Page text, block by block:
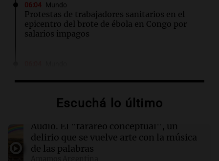
06:04 Mundo
Protestas de trabajadores sanitarios en el
epicentro del brote de ébola en Congo por
salarios impagos
Líbano y otros eventos en Oriente Medio
El DOJ de Trump supervisará los patrocinios
de visas de OpenAI para empleados
extranjeros
Escuchá lo último
Audio. El "tarareo conceptual", un
delirio que se vuelve arte con la música
de las palabras